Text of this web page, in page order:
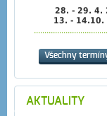
28. - 29. 4.
13. - 14.10.
Všechny
AKTUALITY